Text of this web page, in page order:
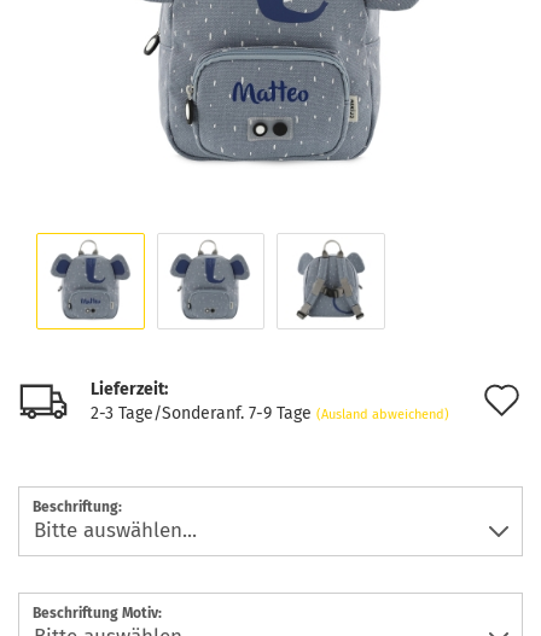
Lieferzeit:
2-3 Tage/Sonderanf. 7-9 Tage (Ausland abweichend)
Beschriftung:
Beschriftung Motiv: